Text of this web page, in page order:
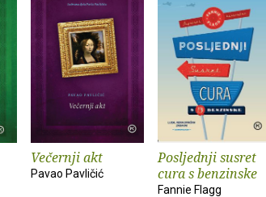
Večernji akt
Pavao Pavličić
Posljednji susret
cura s benzinske
Fannie Flagg